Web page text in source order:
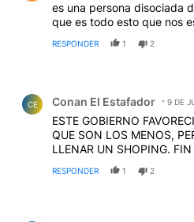
es una persona disociada
que es todo esto que nos
RESPONDER 1 2
CE Conan El Estafador 9 DE
ESTE GOBIERNO
QUE SON LOS MENOS,
LLENAR UN SHOPING.
RESPONDER 1 2